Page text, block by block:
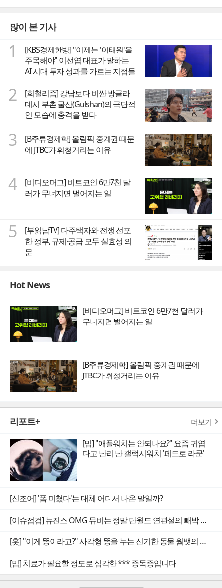
많이 본 기사
1
[KBS경제한방] "이제는 '이태원'을
주목해야" 이선엽 대표가 말하는
AI 시대 투자 성과를 가르는 지점들
2
[희철리즘] 강남보다 비싼 방글라
데시 부촌 굴샨(Gulshan)의 극단적
인 모습에 충격을 받다
3
[B주류경제학] 올림픽 중계권 때문
에 JTBC가 휘청거리는 이유
4
[비디오머그] 비트코인 6만7천 달
러가 무너지면 벌어지는 일
5
[부읽남TV] 다주택자와 전쟁 선포
한 정부, 규제·공급 모두 실효성 의
문
Hot News
[비디오머그] 비트코인 6만7천 달러가
무너지면 벌어지는 일
[B주류경제학] 올림픽 중계권 때문에
JTBC가 휘청거리는 이유
리포트+ 더보기
[밈] "애플워치는 안되나요?" 요즘 귀엽
다고 난리 난 갤럭시워치 '페드로 라쿤'
[신조어] '폼 미쳤다'는 대체 어디서 나온 말일까?
[이슈점검] 뉴진스 OMG 뮤비는 정말 단월드 연관설의 빼박 증거일까
[훗] "이게 똥이라고?" 사각형 똥을 누는 신기한 동물 웜뱃의 비밀
[밈] 치료가 필요할 정도로 심각한 *** 증독증입니다